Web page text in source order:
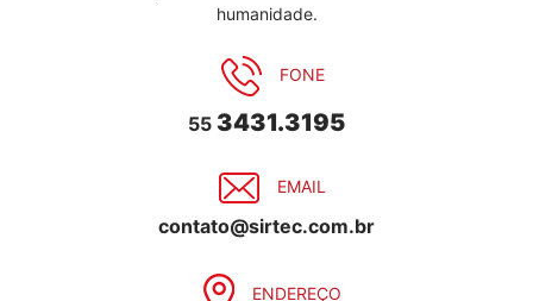
humanidade.
FONE
55 3431.3195
EMAIL
contato@sirtec.com.br
ENDEREÇO